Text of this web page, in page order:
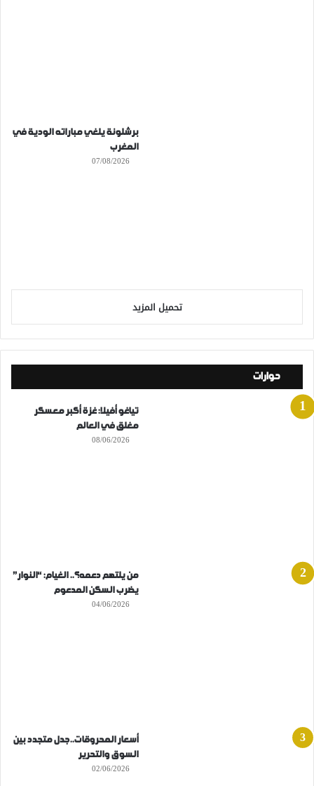
برشلونة يلغي مباراته الودية في
المغرب
07/08/2026
تحميل المزيد
حوارات
تياغو أفيلا: غزة أكبر معسكر
مغلق في العالم
08/06/2026
من يلتهم دعمه؟.. الغيام: “النوار”
يضرب السكن المدعوم
04/06/2026
أسعار المحروقات..جدل متجدد بين
السوق والتحرير
02/06/2026